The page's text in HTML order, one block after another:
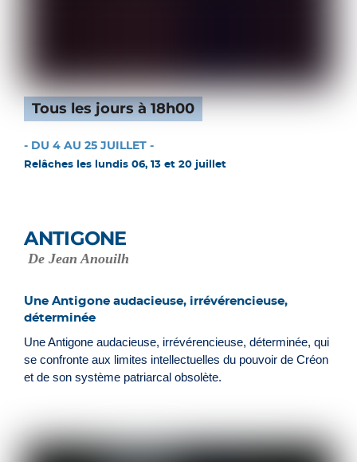
Tous les jours à 18h00
- DU 4 AU 25 JUILLET -
Relâches les lundis 06, 13 et 20 juillet
ANTIGONE
De Jean Anouilh
Une Antigone audacieuse, irrévérencieuse,
déterminée
Une Antigone audacieuse, irrévérencieuse, déterminée, qui
se confronte aux limites intellectuelles du pouvoir de Créon
et de son système patriarcal obsolète.